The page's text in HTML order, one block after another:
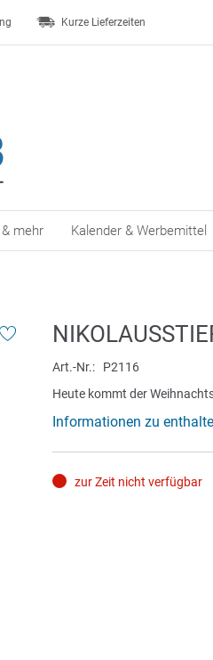
Kurze Lieferzeiten
mehr Kalender & Werbemittel
Art.-Nr.
P2116
Heute kommt der
Informationen zu
zur Zeit nicht verfügbar